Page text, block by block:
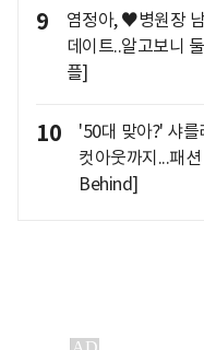
9
염정아, ♥병원장
데이트..알고보니
플]
10
'50대 맞아?' 샤
컷아웃까지...패
Behind]